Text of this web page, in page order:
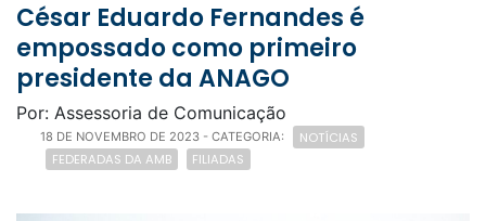
César Eduardo Fernandes é
empossado como primeiro
presidente da ANAGO
Por: Assessoria de Comunicação
18 DE NOVEMBRO DE 2023 - CATEGORIA:
NOTÍCIAS
FEDERADAS DA AMB
FILIADAS